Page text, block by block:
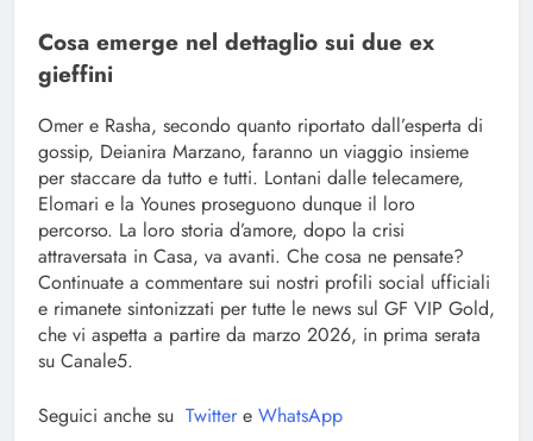
Cosa emerge nel dettaglio sui due ex
gieffini
Omer e Rasha, secondo quanto riportato dall’esperta di
gossip, Deianira Marzano, faranno un viaggio insieme
per staccare da tutto e tutti. Lontani dalle telecamere,
Elomari e la Younes proseguono dunque il loro
percorso. La loro storia d’amore, dopo la crisi
attraversata in Casa, va avanti. Che cosa ne pensate?
Continuate a commentare sui nostri profili social ufficiali
e rimanete sintonizzati per tutte le news sul GF VIP Gold,
che vi aspetta a partire da marzo 2026, in prima serata
su Canale5.
Seguici anche su Twitter e WhatsApp